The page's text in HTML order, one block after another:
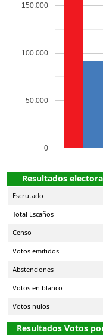
0
50.000
100.000
150.000
Resultados
Escrutado
Total Escaños
Censo
Votos emitidos
Abstenciones
Votos en blanco
Votos nulos
Resultados Votos